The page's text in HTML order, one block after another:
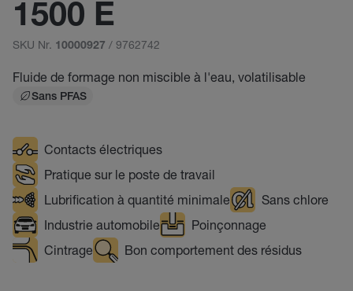
1500 E
SKU Nr. 10000927 / 9762742
Fluide de formage non miscible à l'eau, volatilisable
Sans PFAS
Contacts électriques
Pratique sur le poste de travail
Lubrification à quantité minimale
Sans chlore
Industrie automobile
Poinçonnage
Cintrage
Bon comportement des résidus